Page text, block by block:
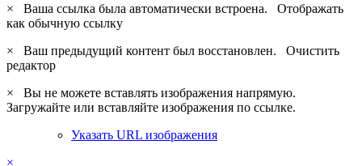
×
Ваша ссылка была автоматически встроена. Отображать
как обычную ссылку
×
Ваш предыдущий контент был восстановлен. Очистить
редактор
×
Вы не можете вставлять изображения напрямую.
Загружайте или вставляйте изображения по ссылке.
Указать URL изображения
×